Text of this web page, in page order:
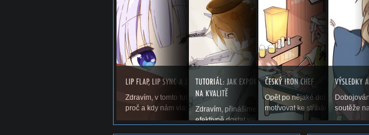
Zdravím, v tomto tutoriálu si povíme něco o lip flapu, co to je,
proč a kdy nám vlastně v AMV vadí a samozřejmě,...
Zdravím, přinášíme vám první tutoriál na téma, jak
efektivně dostat vaše AMV ze střihacího...
Opět po nějaké době vás
motivovat ke stříhání. Snad se
soutěže